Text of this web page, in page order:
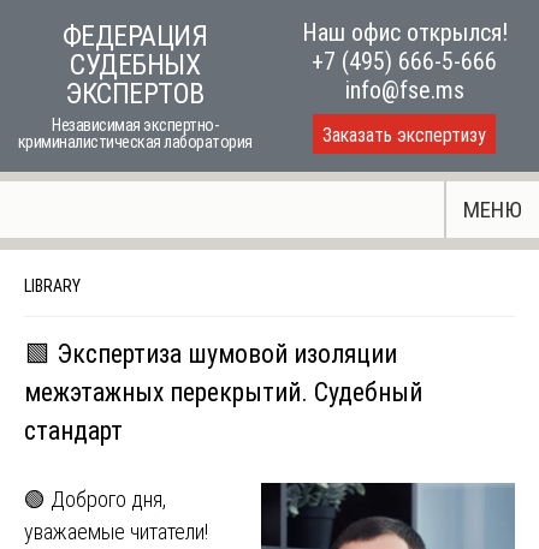
ФЕДЕРАЦИЯ
СУДЕБНЫХ
ЭКСПЕРТОВ
Независимая экспертно-
криминалистическая лаборатория
Наш офис открылся!
+7 (495) 666-5-666
info@fse.ms
Заказать экспертизу
МЕНЮ
LIBRARY
🟩 Экспертиза шумовой изоляции
межэтажных перекрытий. Судебный
стандарт
🟢 Доброго дня,
уважаемые читатели!